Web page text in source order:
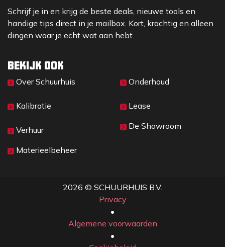
Schrijf je in en krijg de beste deals, nieuwe tools en
handige tips direct in je mailbox. Kort, krachtig en alleen
dingen waar je echt wat aan hebt.
Bekijk ook
Over Sc​huurhuis
Kalibratie
Verhuur
Materieelbeheer
Onderhoud
Lease
De Showroom
2026 © SCHUURHUIS B.V.
Privacy
​• ​
Algemene voorwaarden
•